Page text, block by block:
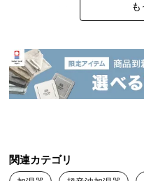
品
の
配
送
て
関連カテゴリ